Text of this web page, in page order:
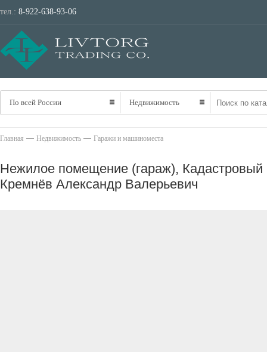
тел.: 8-922-638-93-06
По всей России Недвижимость
Главная — Недвижимость — Гаражи и машиноместа
Нежилое помещение (гараж),
Кремнёв Александр Валерьевич